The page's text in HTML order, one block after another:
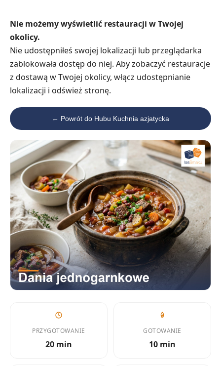
Nie możemy wyświetlić restauracji w Twojej
okolicy.
Nie udostępniłeś swojej lokalizacji lub przeglądarka
zablokowała dostęp do niej. Aby zobaczyć restauracje
z dostawą w Twojej okolicy, włącz udostępnianie
lokalizacji i odśwież stronę.
← Powrót do Hubu Kuchnia azjatycka
PRZYGOTOWANIE
20 min
GOTOWANIE
10 min